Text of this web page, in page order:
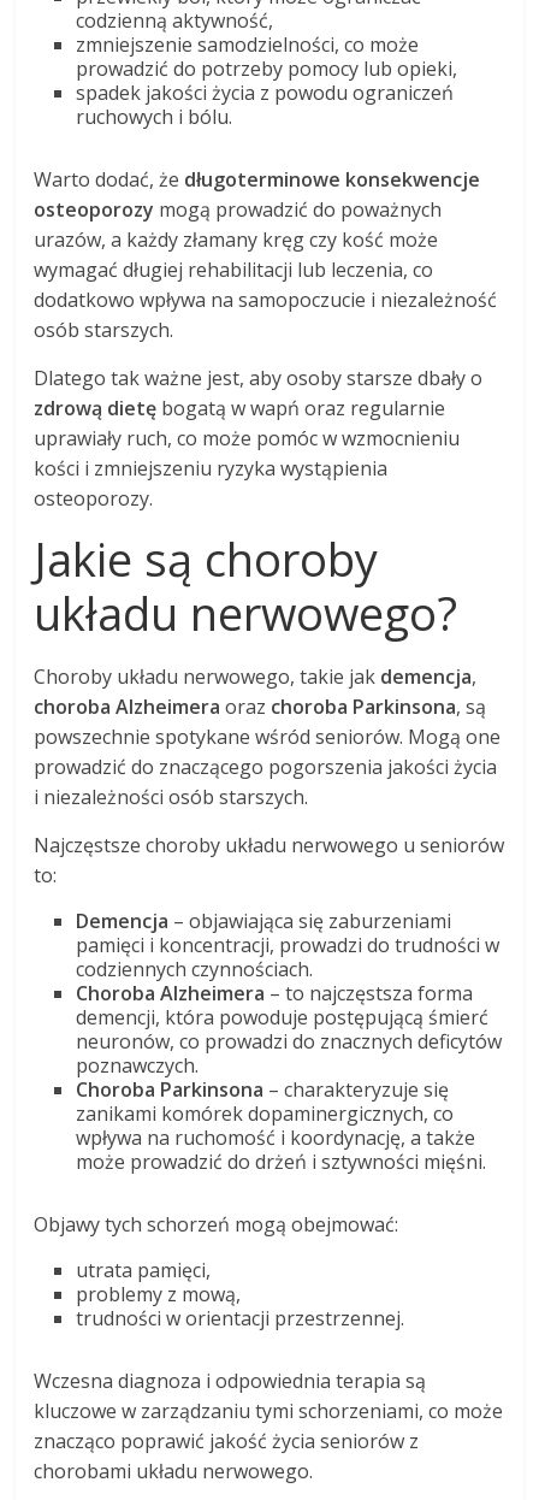
codzienną aktywność,
zmniejszenie samodzielności, co może
prowadzić do potrzeby pomocy lub opieki,
spadek jakości życia z powodu ograniczeń
ruchowych i bólu.
Warto dodać, że długoterminowe konsekwencje
osteoporozy mogą prowadzić do poważnych
urazów, a każdy złamany kręg czy kość może
wymagać długiej rehabilitacji lub leczenia, co
dodatkowo wpływa na samopoczucie i niezależność
osób starszych.
Dlatego tak ważne jest, aby osoby starsze dbały o
zdrową dietę bogatą w wapń oraz regularnie
uprawiały ruch, co może pomóc w wzmocnieniu
kości i zmniejszeniu ryzyka wystąpienia
osteoporozy.
Jakie są choroby
układu nerwowego?
Choroby układu nerwowego, takie jak demencja,
choroba Alzheimera oraz choroba Parkinsona, są
powszechnie spotykane wśród seniorów. Mogą one
prowadzić do znaczącego pogorszenia jakości życia
i niezależności osób starszych.
Najczęstsze choroby układu nerwowego u seniorów
to:
Demencja – objawiająca się zaburzeniami
pamięci i koncentracji, prowadzi do trudności w
codziennych czynnościach.
Choroba Alzheimera – to najczęstsza forma
demencji, która powoduje postępującą śmierć
neuronów, co prowadzi do znacznych deficytów
poznawczych.
Choroba Parkinsona – charakteryzuje się
zanikami komórek dopaminergicznych, co
wpływa na ruchomość i koordynację, a także
może prowadzić do drżeń i sztywności mięśni.
Objawy tych schorzeń mogą obejmować:
utrata pamięci,
problemy z mową,
trudności w orientacji przestrzennej.
Wczesna diagnoza i odpowiednia terapia są
kluczowe w zarządzaniu tymi schorzeniami, co może
znacząco poprawić jakość życia seniorów z
chorobami układu nerwowego.